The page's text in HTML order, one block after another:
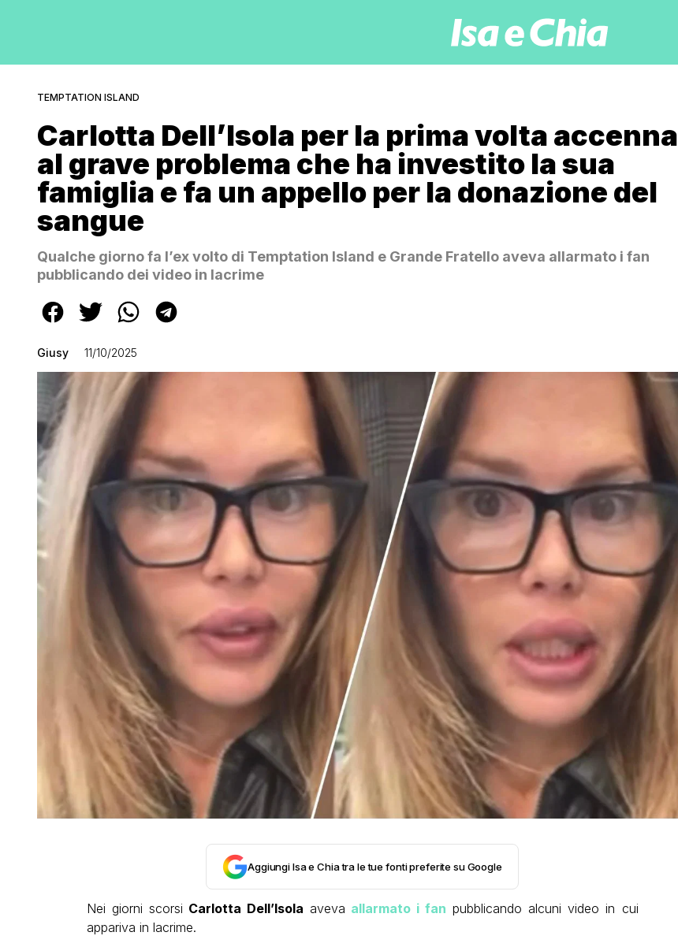
TEMPTATION ISLAND
Carlotta Dell’Isola per la prima volta accenna
al grave problema che ha investito la sua
famiglia e fa un appello per la donazione del
sangue
Qualche giorno fa l’ex volto di Temptation Island e Grande Fratello aveva allarmato i fan
pubblicando dei video in lacrime
Giusy 11/10/2025
Aggiungi Isa e Chia tra le tue fonti preferite su Google
Nei giorni scorsi Carlotta Dell’Isola aveva allarmato i fan pubblicando alcuni video in cui
appariva in lacrime.